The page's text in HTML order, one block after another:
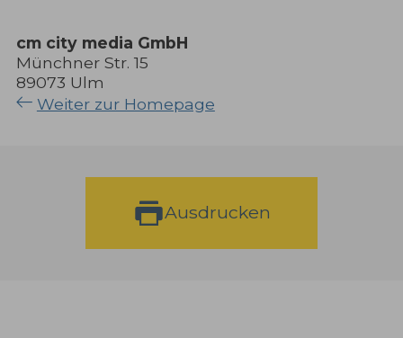
cm city media GmbH
Münchner Str. 15
89073 Ulm
Weiter zur Homepage
Ausdrucken